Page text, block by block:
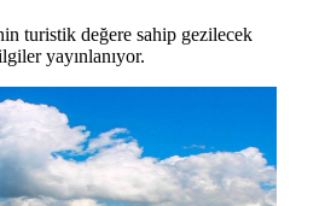
turistik değere sahip gezilecek
yayınlanıyor.